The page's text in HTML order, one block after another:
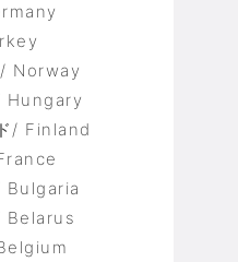
/ Norway
Hungary
/ Finland
Bulgaria
Belarus